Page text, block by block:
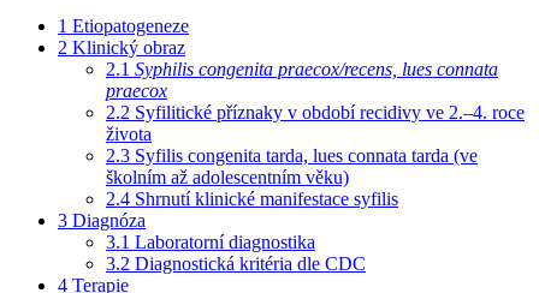
1 Etiopatogeneze
2 Klinický obraz
2.1 Syphilis congenita praecox/recens, lues connata
praecox
2.2 Syfilitické příznaky v období recidivy ve 2.–4. roce
života
2.3 Syfilis congenita tarda, lues connata tarda (ve
školním až adolescentním věku)
2.4 Shrnutí klinické manifestace syfilis
3 Diagnóza
3.1 Laboratorní diagnostika
3.2 Diagnostická kritéria dle CDC
4 Terapie